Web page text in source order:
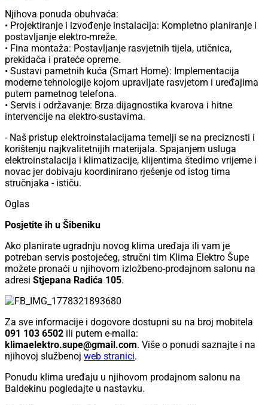
Njihova ponuda obuhvaća:
• Projektiranje i izvođenje instalacija: Kompletno planiranje i
postavljanje elektro-mreže.
• Fina montaža: Postavljanje rasvjetnih tijela, utičnica,
prekidača i prateće opreme.
• Sustavi pametnih kuća (Smart Home): Implementacija
moderne tehnologije kojom upravljate rasvjetom i uređajima
putem pametnog telefona.
• Servis i održavanje: Brza dijagnostika kvarova i hitne
intervencije na elektro-sustavima.
- Naš pristup elektroinstalacijama temelji se na preciznosti i
korištenju najkvalitetnijih materijala. Spajanjem usluga
elektroinstalacija i klimatizacije, klijentima štedimo vrijeme i
novac jer dobivaju koordinirano rješenje od istog tima
stručnjaka - ističu.
Oglas
Posjetite ih u Šibeniku
Ako planirate ugradnju novog klima uređaja ili vam je
potreban servis postojećeg, stručni tim Klima Elektro Šupe
možete pronaći u njihovom izložbeno-prodajnom salonu na
adresi Stjepana Radića 105.
Za sve informacije i dogovore dostupni su na broj mobitela
091 103 6502 ili putem e-maila:
klimaelektro.supe@gmail.com. Više o ponudi saznajte i na
njihovoj službenoj web stranici.
Ponudu klima uređaju u njihovom prodajnom salonu na
Baldekinu pogledajte u nastavku.